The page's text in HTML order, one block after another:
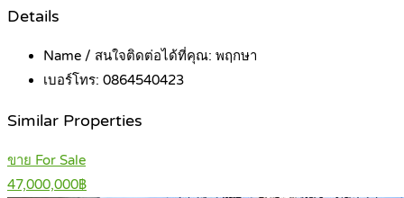
Details
Name / สนใจติดต่อได้ที่คุณ: พฤกษา
เบอร์โทร: 0864540423
Similar Properties
ขาย For Sale
47,000,000฿